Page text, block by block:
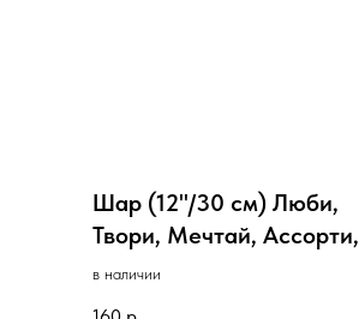
Шар (12''/30 см) Люби,
Твори, Мечтай, Ассорти,
пастель
в наличии